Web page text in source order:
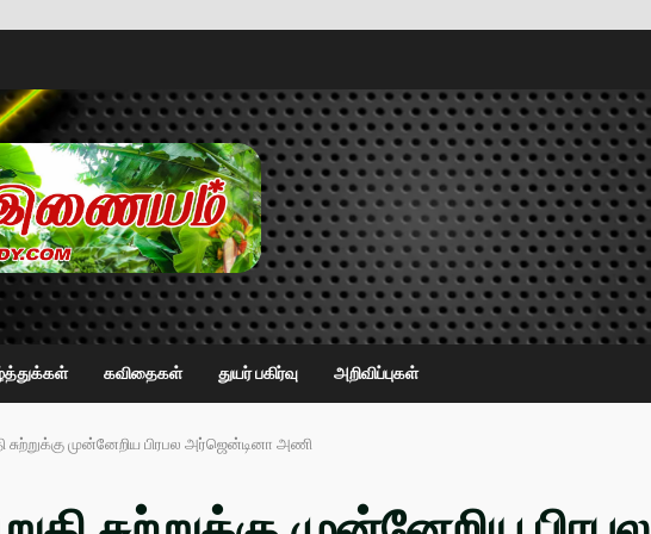
கவிதைகள் துயர் பகிர்வு அறிவிப்புகள்
சுற்றுக்கு முன்னேறிய பிரபல அர்ஜென்டினா அணி